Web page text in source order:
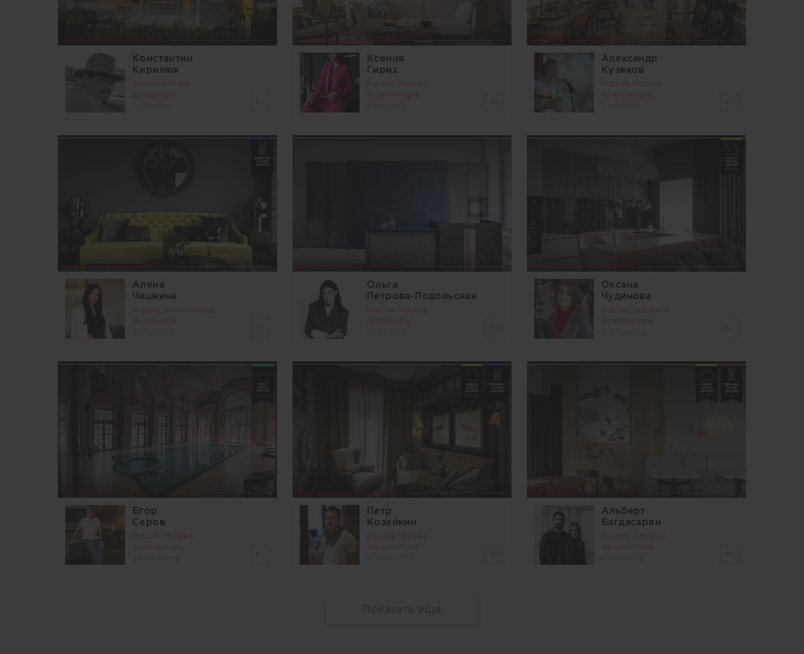
Константин
Кирилюк
Украина, Киев
Дизайнеры
Ксения
Гирих
Россия, Москва
Архитекторы
Александр
Кузяков
Россия, Москва
Архитекторы
Алена
Чашкина
Россия, Калининград
Дизайнеры
Ольга
Петрова-Подольская
Россия, Москва
Дизайнеры
Оксана
Чудинова
Россия, Воронеж
Архитекторы
Егор
Серов
Россия, Москва
Архитекторы
3
Петр
Козейкин
Россия, Москва
Архитекторы
Альберт
Багдасарян
Россия, Саратов
Архитекторы